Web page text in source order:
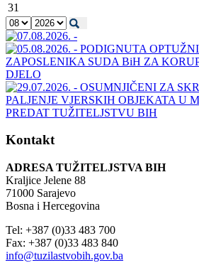
31
Kontakt
ADRESA TUŽITELJSTVA BIH
Kraljice Jelene 88
71000 Sarajevo
Bosna i Hercegovina
Tel: +387 (0)33 483 700
Fax: +387 (0)33 483 840
info@tuzilastvobih.gov.ba